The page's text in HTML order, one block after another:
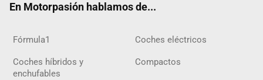
En Motorpasión hablamos de...
Fórmula1 Coches eléctricos
Coches híbridos y
enchufables
Compactos